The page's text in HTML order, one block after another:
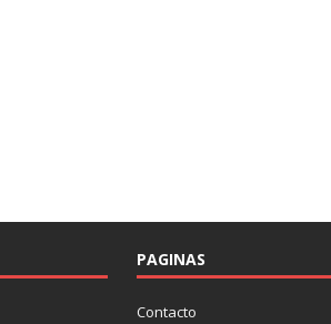
PAGINAS
Contacto